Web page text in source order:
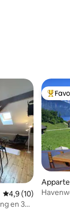
Gemiddelde
4,9 (10)
en 3